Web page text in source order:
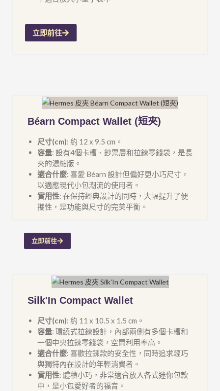
立即前往
Béarn Compact Wallet (短夾)
尺寸(cm): 約 12 x 9.5 cm。
容量: 設有4個卡槽、鈔票層和拉鍊零錢袋，是長
夾的濃縮版。
適合什麼: 喜愛 Béarn 設計但偏好更小巧尺寸，
以適應現代小包潮流的使用者。
實用性: 在保持經典設計的同時，大幅提升了便
攜性，是功能與尺寸的完美平衡。
立即前往
Silk'In Compact Wallet
尺寸(cm): 約 11 x 10.5 x 1.5 cm。
容量: 環繞式拉鍊設計，內部兩側有多個卡槽和
一個中央拉鍊零錢袋，空間利用率高。
適合什麼: 喜歡拉鍊款的安全性，同時追求輕巧
與獨特內在設計的年輕消費者。
實用性: 體積小巧，非常適合放入各式迷你包款
中，是小包愛好者的福音。